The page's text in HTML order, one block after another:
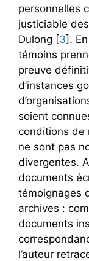
personnelles
justiciable
Dulong [3].
témoins
preuve
d’instances
soient
conditions de
ne sont pas
divergentes.
documents
témoignages
archives :
documents
l’auteur